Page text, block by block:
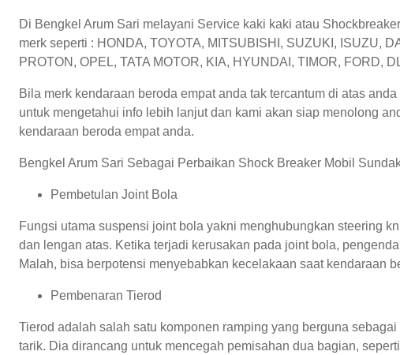
Di Bengkel Arum Sari melayani Service kaki kaki atau
merk seperti : HONDA, TOYOTA, MITSUBISHI, SUZUKI, ISUZU,
PROTON, OPEL, TATA MOTOR, KIA, HYUNDAI, TIMOR, FORD,
Bila merk kendaraan beroda empat anda tak tercantum di atas
untuk mengetahui info lebih lanjut dan kami akan siap menolong
kendaraan beroda empat anda.
Bengkel Arum Sari Sebagai Perbaikan Shock Breaker Mobil
Pembetulan Joint Bola
Fungsi utama suspensi joint bola yakni menghubungkan steering
dan lengan atas. Ketika terjadi kerusakan pada joint bola,
Malah, bisa berpotensi menyebabkan kecelakaan saat kendaraan
Pembenaran Tierod
Tierod adalah salah satu komponen ramping yang berguna
tarik. Dia dirancang untuk mencegah pemisahan dua bagian,